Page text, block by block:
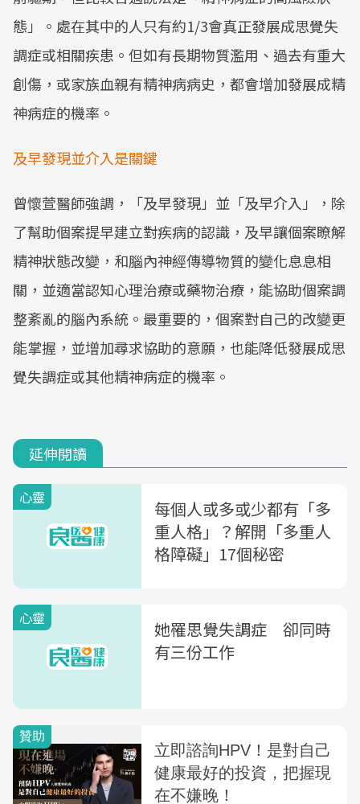
態」。處在其中的人只有約1/3會真正發展成思覺失
調症或相關疾患。但如有長期物質濫用、過去有重大
創傷，或家族血親有精神病病史，都會增加發展成精
神病症的機率。
及早發現並介入是關鍵
曾懷萱醫師強調，「及早發現」並「及早介入」，除
了幫助個案提早建立對疾病的認識，及早讓個案瞭解
精神狀態改變，和腦內神經傳導物質的變化息息相
關，並適當認知心理治療或藥物治療，能協助個案調
整紊亂的腦內系統。最重要的，個案對自己的改變更
能掌握，並增加尋求協助的意願，也能降低發展成思
覺失調症或其他精神病症的機率。
延伸閱讀
心靈
每個人或多或少都有「多
重人格」？解開「多重人
格障礙」17個秘密
心靈
她罹思覺失調症 卻同時
有三份工作